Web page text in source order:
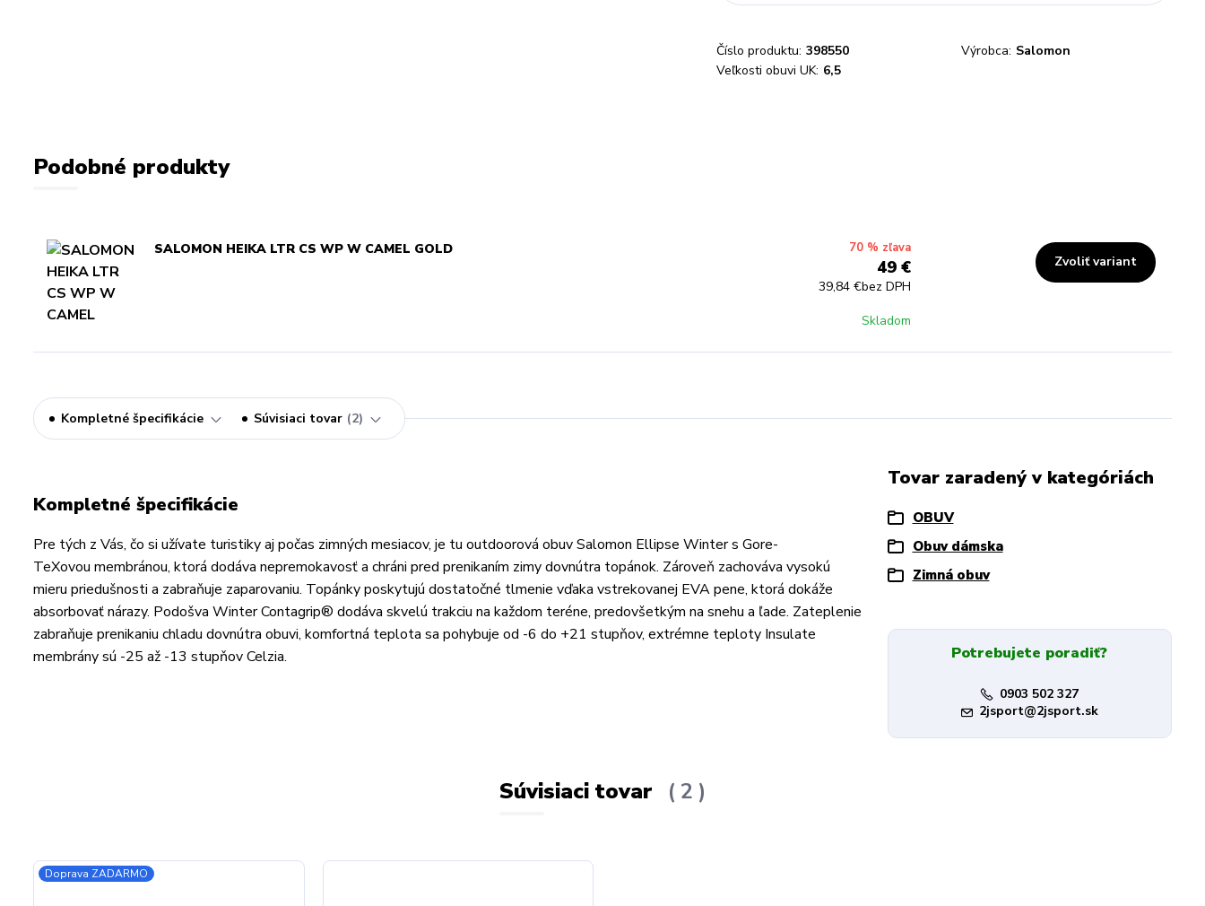
Číslo produktu: 398550 Výrobca: Salomon
Veľkosti obuvi UK: 6,5
Podobné produkty
SALOMON HEIKA LTR CS WP W CAMEL GOLD 70 % zľava
49 €
39,84 €bez DPH
Skladom
Zvoliť variant
Kompletné špecifikácie Súvisiaci tovar 2
Kompletné špecifikácie
Pre tých z Vás, čo si užívate turistiky aj počas zimných mesiacov, je tu outdoorová obuv Salomon Ellipse Winter s Gore-
TeXovou membránou, ktorá dodáva nepremokavosť a chráni pred prenikaním zimy dovnútra topánok. Zároveň zachováva vysokú
mieru priedušnosti a zabraňuje zaparovaniu. Topánky poskytujú dostatočné tlmenie vďaka vstrekovanej EVA pene, ktorá dokáže
absorbovať nárazy. Podošva Winter Contagrip® dodáva skvelú trakciu na každom teréne, predovšetkým na snehu a ľade. Zateplenie
zabraňuje prenikaniu chladu dovnútra obuvi, komfortná teplota sa pohybuje od -6 do +21 stupňov, extrémne teploty Insulate
membrány sú -25 až -13 stupňov Celzia.
Tovar zaradený v kategóriách
OBUV
Obuv dámska
Zimná obuv
Potrebujete poradiť?
0903 502 327
2jsport@2jsport.sk
Súvisiaci tovar 2
Doprava ZADARMO